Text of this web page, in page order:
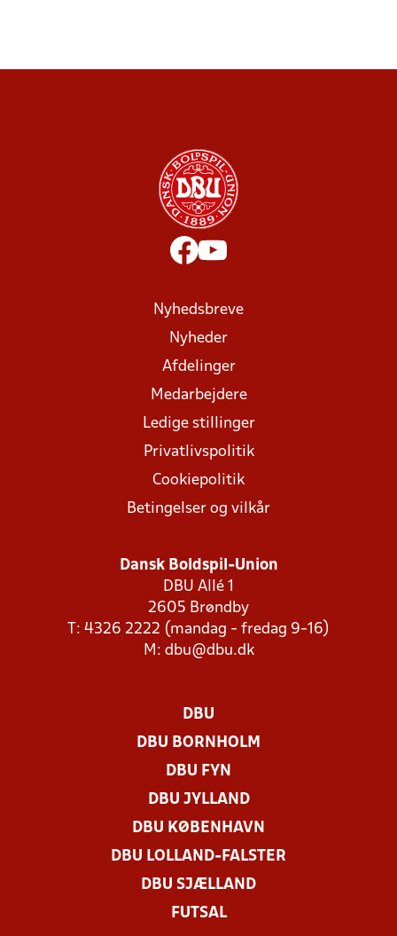
Nyhedsbreve
Nyheder
Afdelinger
Medarbejdere
Ledige stillinger
Privatlivspolitik
Cookiepolitik
Betingelser og vilkår
Dansk Boldspil-Union
DBU Allé 1
2605 Brøndby
T: 4326 2222 (mandag - fredag 9-16)
M: dbu@dbu.dk
DBU
DBU BORNHOLM
DBU FYN
DBU JYLLAND
DBU KØBENHAVN
DBU LOLLAND-FALSTER
DBU SJÆLLAND
FUTSAL